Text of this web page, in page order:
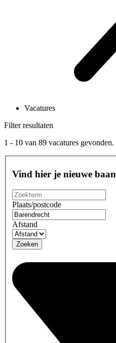
Vacatures
Filter resultaten
1 - 10 van 89 vacatures gevonden.
Vind hier je nieuwe baan
Plaats/postcode
Afstand
Zoeken